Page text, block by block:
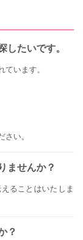
したいです。
います。
さい。
ませんか？
ることはいたしま
？